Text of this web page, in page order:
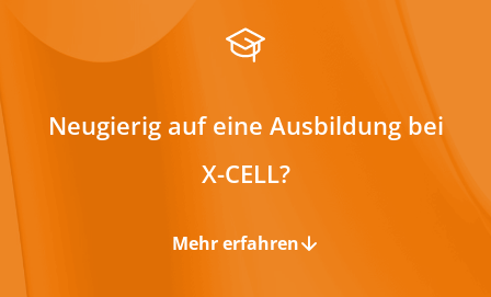
Neugierig auf eine Ausbildung bei
X-CELL?
Mehr erfahren